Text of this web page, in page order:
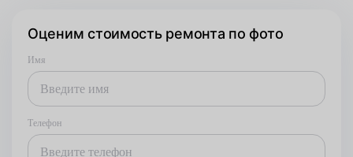
Оценим стоимость ремонта по фото
Имя
Телефон